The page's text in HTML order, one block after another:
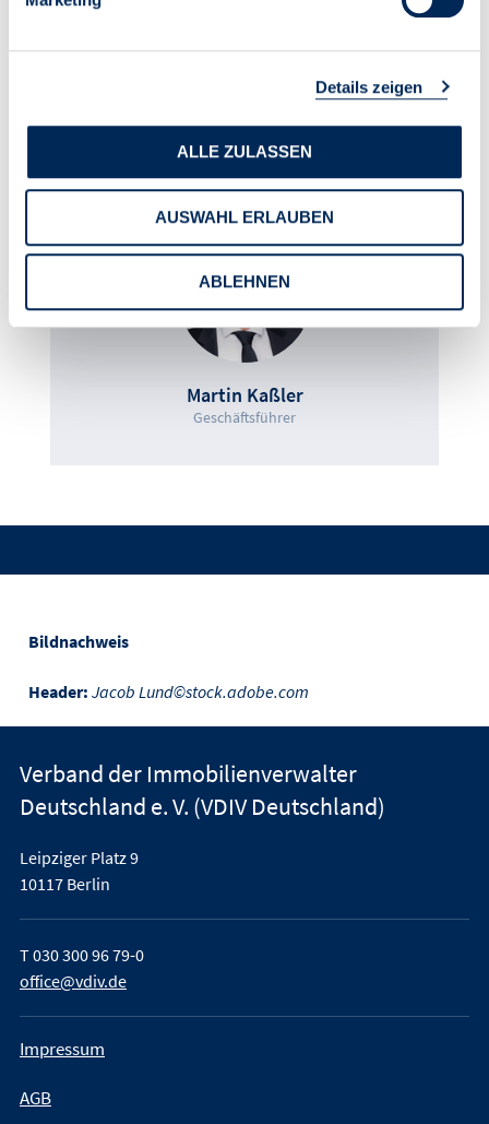
Details zeigen
ALLE ZULASSEN
AUSWAHL ERLAUBEN
ABLEHNEN
Ansprechpartner
Martin Kaßler
Geschäftsführer
Bildnachweis
Header: Jacob Lund©stock.adobe.com
Verband der Immobilienverwalter
Deutschland e. V. (VDIV Deutschland)
Leipziger Platz 9
10117 Berlin
T030 300 96 79-0
office@vdiv.de
Impressum
AGB